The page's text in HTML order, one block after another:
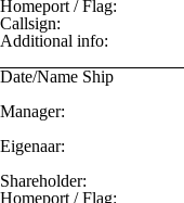
Homeport / Flag:
Callsign:
Additional info:
Date/Name Ship
Manager:
Eigenaar:
Shareholder:
Homeport / Flag: